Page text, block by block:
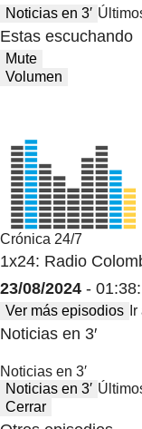
Noticias en 3′
Estas escuchando
Mute
Volumen
Crónica 24/7
1x24: Radio
23/08/2024 -
Ver más episodios
Noticias en 3′
Noticias en 3′
Noticias en 3′
Cerrar